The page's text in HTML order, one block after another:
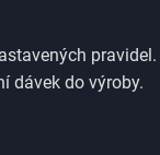
pravidel.
dávek do výroby.